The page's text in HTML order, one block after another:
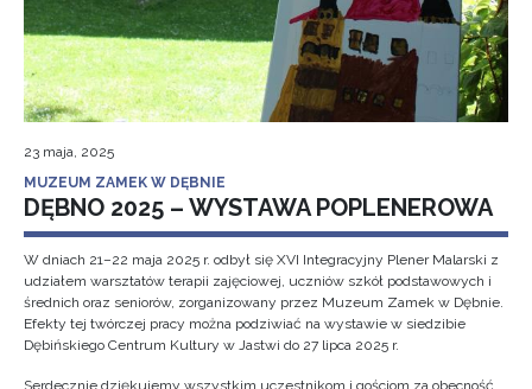
23 maja, 2025
MUZEUM ZAMEK W DĘBNIE
DĘBNO 2025 – WYSTAWA POPLENEROWA
W dniach 21–22 maja 2025 r. odbył się XVI Integracyjny Plener Malarski z
udziałem warsztatów terapii zajęciowej, uczniów szkół podstawowych i
średnich oraz seniorów, zorganizowany przez Muzeum Zamek w Dębnie.
Efekty tej twórczej pracy można podziwiać na wystawie w siedzibie
Dębińskiego Centrum Kultury w Jastwi do 27 lipca 2025 r.
Serdecznie dziękujemy wszystkim uczestnikom i gościom za obecność